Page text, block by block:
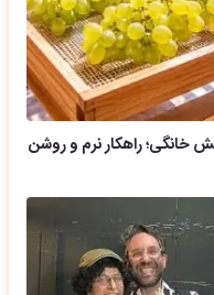
راهکار نرم و روشن